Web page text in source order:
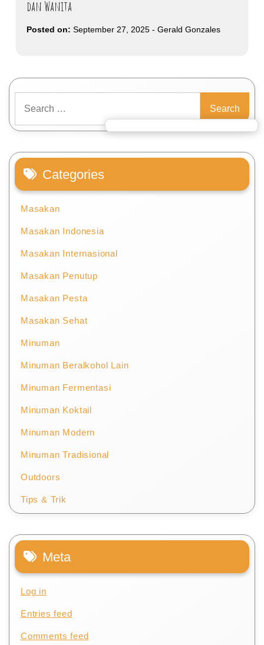
dan Wanita
Posted on: September 27, 2025 - Gerald Gonzales
for:
Categories
Masakan
Masakan Indonesia
Masakan Internasional
Masakan Penutup
Masakan Pesta
Masakan Sehat
Minuman
Minuman Beralkohol Lain
Minuman Fermentasi
Minuman Koktail
Minuman Modern
Minuman Tradisional
Outdoors
Tips & Trik
Meta
Log in
Entries feed
Comments feed